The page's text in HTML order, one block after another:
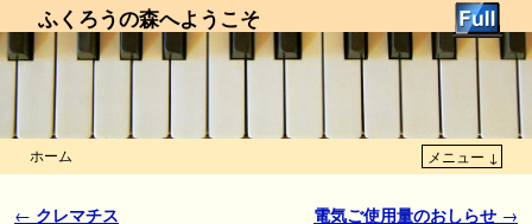
ふくろうの森へようこそ
ホーム メニュー ↓
投稿ナビゲーション
← クレマチス 電気ご使用量のおしらせ →